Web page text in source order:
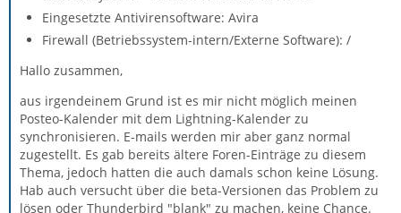
Eingesetzte Antivirensoftware: Avira
Firewall (Betriebssystem-intern/Externe Software): /
Hallo zusammen,
aus irgendeinem Grund ist es mir nicht möglich meinen
Posteo-Kalender mit dem Lightning-Kalender zu
synchronisieren. E-mails werden mir aber ganz normal
zugestellt. Es gab bereits ältere Foren-Einträge zu diesem
Thema, jedoch hatten die auch damals schon keine Lösung.
Hab auch versucht über die beta-Versionen das Problem zu
lösen oder Thunderbird "blank" zu machen, keine Chance.